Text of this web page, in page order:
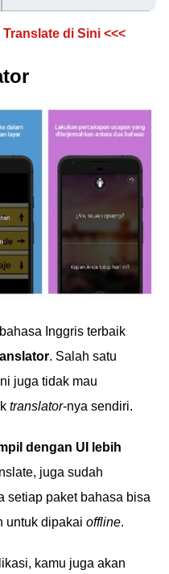
di Sini <<<
Inggris terbaik
. Salah satu
juga tidak mau
translator-nya sendiri.
dengan UI lebih
juga sudah
setiap paket bahasa bisa
untuk dipakai offline.
kamu juga akan